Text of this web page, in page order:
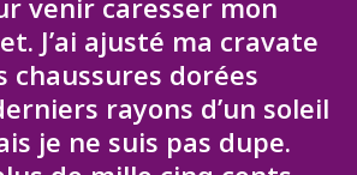
venir caresser mon
J’ai ajusté ma cravate
chaussures dorées
rayons d’un soleil
je ne suis pas dupe.